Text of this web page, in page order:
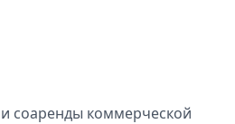
соаренды коммерческой